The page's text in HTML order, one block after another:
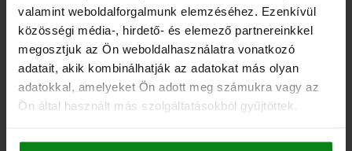
valamint weboldalforgalmunk elemzéséhez. Ezenkívül
közösségi média-, hirdető- és elemező partnereinkkel
megosztjuk az Ön weboldalhasználatra vonatkozó
adatait, akik kombinálhatják az adatokat más olyan
adatokkal, amelyeket Ön adott meg számukra vagy az
Ön által használt más szolgáltatásokból gyűjtöttek.
SZORÍTÓVAS VILLA ALAKÚ, CSAPPAL, B2=60,
L1=250, A=40, EDZETT ACÉL
ALAPTEST ANYAGA=EDZETT ACÉL MAGASSÁG=40
HOSSZ=250
B3=35